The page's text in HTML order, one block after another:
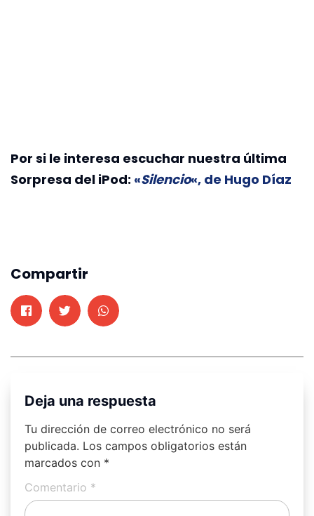
Por si le interesa escuchar nuestra última
Sorpresa del iPod: «Silencio«, de Hugo Díaz
Compartir
Deja una respuesta
Tu dirección de correo electrónico no será
publicada. Los campos obligatorios están
marcados con *
Comentario *